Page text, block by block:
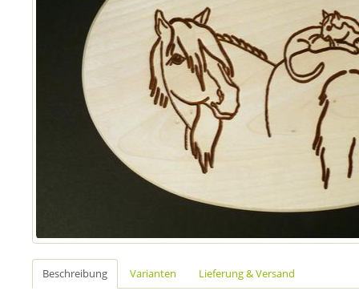
Beschreibung Varianten Lieferung & Versand